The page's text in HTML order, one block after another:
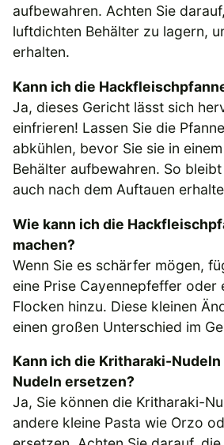
aufbewahren. Achten Sie
luftdichten Behälter zu lagern,
erhalten.
Kann ich die
Ja, dieses Gericht lässt sich
einfrieren! Lassen Sie die
abkühlen, bevor Sie sie in
Behälter aufbewahren. So
auch nach dem Auftauen
Wie kann ich die
machen?
Wenn Sie es schärfer mögen,
eine Prise Cayennepfeffer oder
Flocken hinzu. Diese kleinen
einen großen Unterschied im
Kann ich die Kritharaki-
Nudeln ersetzen?
Ja, Sie können die Kritharaki-
andere kleine Pasta wie Orzo